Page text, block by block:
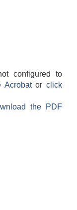
configured to
Acrobatorclick
the PDF